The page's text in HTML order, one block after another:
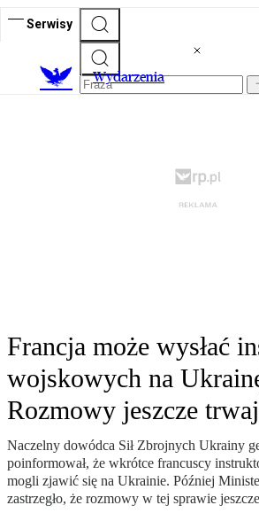
Serwisy
Wydarzenia
Francja może wysłać
wojskowych na
Rozmowy jeszcze
Naczelny dowódca Sił Zbrojnych Ukrainy
poinformował, że wkrótce francuscy
mogli zjawić się na Ukrainie. Później
zastrzegło, że rozmowy w tej sprawie